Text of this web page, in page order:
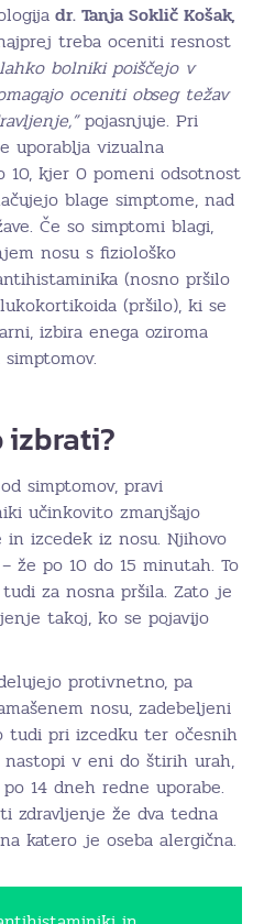
dr. Tanja Soklič Košak,
treba oceniti resnost
bolniki poiščejo v
oceniti obseg težav
pojasnjuje. Pri
uporablja vizualna
10, kjer 0 pomeni odsotnost
blage simptome, nad
Če so simptomi blagi,
nosu s fiziološko
(nosno pršilo
(pršilo), ki se
izbira enega oziroma
izbrati?
simptomov, pravi
učinkovito zmanjšajo
izcedek iz nosu. Njihovo
že po 10 do 15 minutah. To
za nosna pršila. Zato je
takoj, ko se pojavijo
protivnetno, pa
nosu, zadebeljeni
pri izcedku ter očesnih
v eni do štirih urah,
14 dneh redne uporabe.
zdravljenje že dva tedna
katero je oseba alergična.